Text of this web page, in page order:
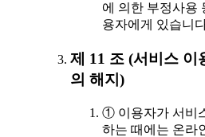
에 의한 부정사용
용자에게 있습니
제 11 조 (서비스 이
의 해지)
① 이용자가 서비
하는 때에는 온라